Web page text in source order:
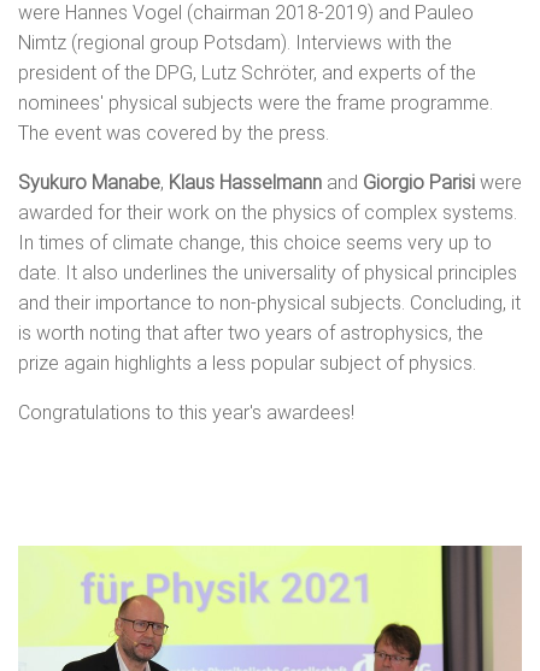
were Hannes Vogel (chairman 2018-2019) and Pauleo
Nimtz (regional group Potsdam). Interviews with the
president of the DPG, Lutz Schröter, and experts of the
nominees' physical subjects were the frame programme.
The event was covered by the press.
Syukuro Manabe, Klaus Hasselmann and Giorgio Parisi were
awarded for their work on the physics of complex systems.
In times of climate change, this choice seems very up to
date. It also underlines the universality of physical principles
and their importance to non-physical subjects. Concluding, it
is worth noting that after two years of astrophysics, the
prize again highlights a less popular subject of physics.
Congratulations to this year's awardees!